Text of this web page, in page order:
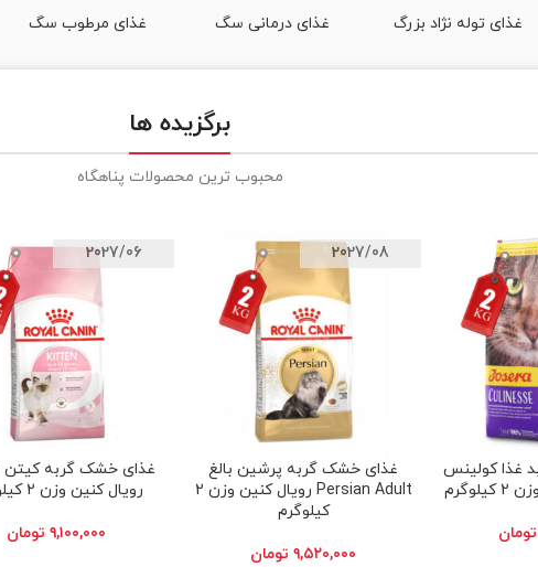
غذای توله نژاد بزرگ غذای درمانی سگ غذای مرطوب سگ
برگزیده ها
محبوب ترین محصولات پناهگاه
غذا کولینس
تومان
2027/08
افزودن به سبد خرید
غذای خشک گربه پرشین بالغ
Persian Adult رویال کنین وزن 2
کیلوگرم
۹,۵۲۰,۰۰۰ تومان
2027/06
افزودن به سبد خرید
رویال کنین وزن 2 کیلوگرم
۹,۱۰۰,۰۰۰ تومان